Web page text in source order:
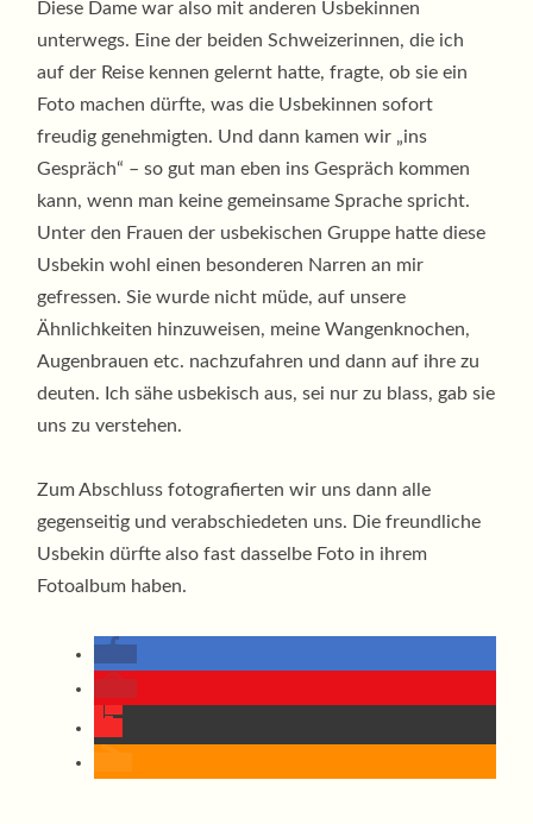
Diese Dame war also mit anderen Usbekinnen
unterwegs. Eine der beiden Schweizerinnen, die ich
auf der Reise kennen gelernt hatte, fragte, ob sie ein
Foto machen dürfte, was die Usbekinnen sofort
freudig genehmigten. Und dann kamen wir „ins
Gespräch“ – so gut man eben ins Gespräch kommen
kann, wenn man keine gemeinsame Sprache spricht.
Unter den Frauen der usbekischen Gruppe hatte diese
Usbekin wohl einen besonderen Narren an mir
gefressen. Sie wurde nicht müde, auf unsere
Ähnlichkeiten hinzuweisen, meine Wangenknochen,
Augenbrauen etc. nachzufahren und dann auf ihre zu
deuten. Ich sähe usbekisch aus, sei nur zu blass, gab sie
uns zu verstehen.
Zum Abschluss fotografierten wir uns dann alle
gegenseitig und verabschiedeten uns. Die freundliche
Usbekin dürfte also fast dasselbe Foto in ihrem
Fotoalbum haben.